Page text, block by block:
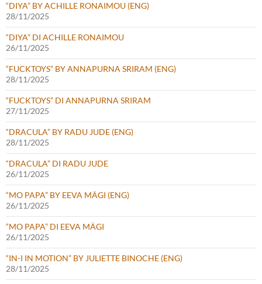
“DIYA” BY ACHILLE RONAIMOU (ENG)
28/11/2025
“DIYA” DI ACHILLE RONAIMOU
26/11/2025
“FUCKTOYS” BY ANNAPURNA SRIRAM (ENG)
28/11/2025
“FUCKTOYS” DI ANNAPURNA SRIRAM
27/11/2025
“DRACULA” BY RADU JUDE (ENG)
28/11/2025
“DRACULA” DI RADU JUDE
26/11/2025
“MO PAPA” BY EEVA MÄGI (ENG)
26/11/2025
“MO PAPA” DI EEVA MÄGI
26/11/2025
“IN-I IN MOTION” BY JULIETTE BINOCHE (ENG)
28/11/2025